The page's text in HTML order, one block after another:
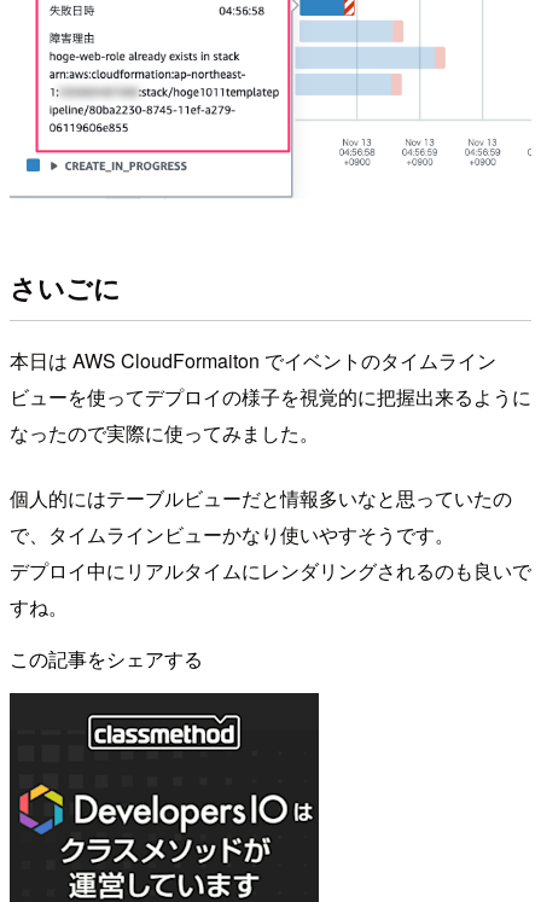
さいごに
本日は AWS CloudFormaiton でイベントのタイムライン
ビューを使ってデプロイの様子を視覚的に把握出来るように
なったので実際に使ってみました。
個人的にはテーブルビューだと情報多いなと思っていたの
で、タイムラインビューかなり使いやすそうです。
デプロイ中にリアルタイムにレンダリングされるのも良いで
すね。
この記事をシェアする